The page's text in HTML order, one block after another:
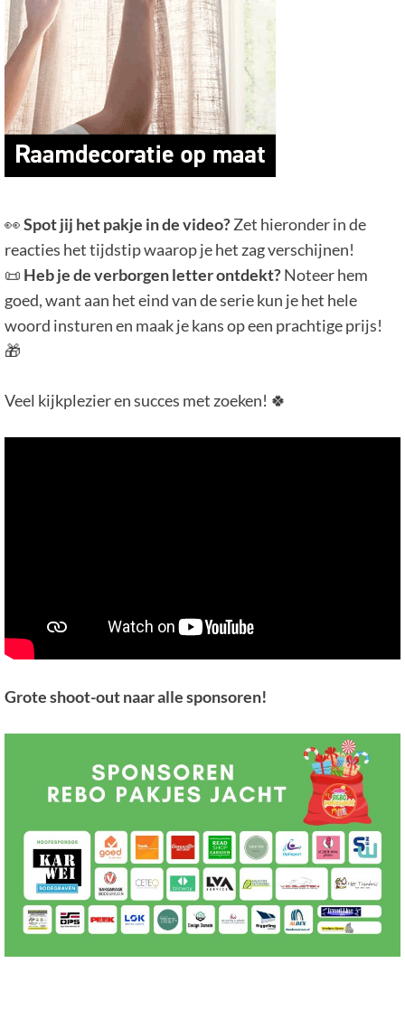
👀Spot jij het pakje in de video?Zet hieronder in de
reacties het tijdstip waarop je het zag verschijnen!
📜 Heb je de verborgen letter ontdekt?Noteer hem
goed, want aan het eind van de serie kun je het hele
woord insturen en maak je kans op een prachtige prijs!
🎁
Veel kijkplezier en succes met zoeken! 🍀
Grote shoot-out naar alle sponsoren!